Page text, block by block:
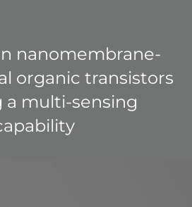
nanomembrane-
organic transistors
a multi-sensing